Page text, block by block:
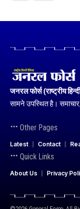
जनरल फोर्स (राष्ट्रीय
सामने उपस्थित है।
Other Pages
Latest Contact
Quick Links
About Us Privacy